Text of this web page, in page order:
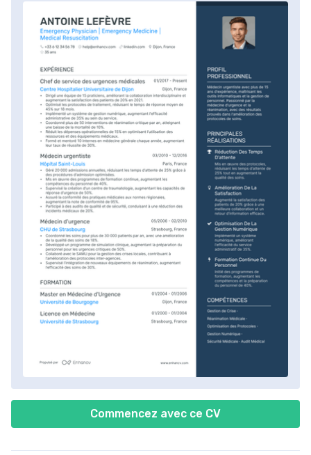
Commencez avec ce CV